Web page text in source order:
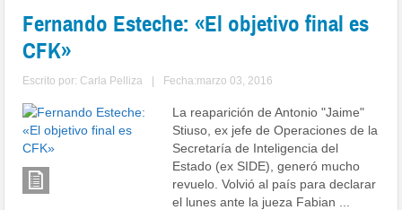
Fernando Esteche: «El objetivo final es
CFK»
Escrito por: Carla Pelliza Fecha:marzo 03, 2016
La reaparición de Antonio "Jaime"
Stiuso, ex jefe de Operaciones de la
Secretaría de Inteligencia del
Estado (ex SIDE), generó mucho
revuelo. Volvió al país para declarar
el lunes ante la jueza Fabian ...